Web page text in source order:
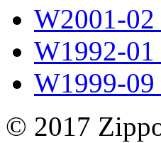
W2001-02
W1992-01
W1999-09
© 2017